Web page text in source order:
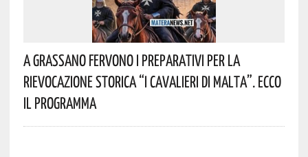
A Grassano Fervono I Preparativi Per La
Rievocazione Storica “I CAVALIERI DI MALTA”. Ecco
Il Programma